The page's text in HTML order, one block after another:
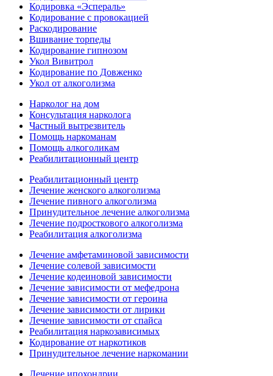
Кодировка «Эспераль»
Кодирование с провокацией
Раскодирование
Вшивание торпеды
Кодирование гипнозом
Укол Вивитрол
Кодирование по Довженко
Укол от алкоголизма
Нарколог на дом
Консультация нарколога
Частный вытрезвитель
Помощь наркоманам
Помощь алкоголикам
Реабилитационный центр
Реабилитационный центр
Лечение женского алкоголизма
Лечение пивного алкоголизма
Принудительное лечение алкоголизма
Лечение подросткового алкоголизма
Реабилитация алкоголизма
Лечение амфетаминовой зависимости
Лечение солевой зависимости
Лечение кодеиновой зависимости
Лечение зависимости от мефедрона
Лечение зависимости от героина
Лечение зависимости от лирики
Лечение зависимости от спайса
Реабилитация наркозависимых
Кодирование от наркотиков
Принудительное лечение наркомании
Лечение ипохондрии